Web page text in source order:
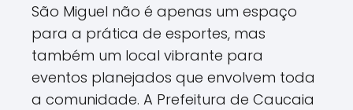
São Miguel não é apenas um espaço
para a prática de esportes, mas
também um local vibrante para
eventos planejados que envolvem toda
a comunidade. A Prefeitura de Caucaia